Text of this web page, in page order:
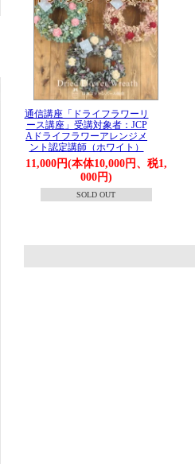
通信講座「ドライフラワーリ
ース講座」受講対象者：JCP
Aドライフラワーアレンジメ
ント認定講師（ホワイト）
11,000円(本体10,000円、税1,
000円)
SOLD OUT